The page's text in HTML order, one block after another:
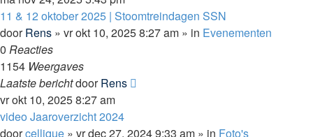
11 & 12 oktober 2025 | Stoomtreindagen SSN
doorRens » vr okt 10, 2025 8:27 am » in Evenementen
0 Reacties
1154 Weergaves
Laatste berichtdoorRens
vr okt 10, 2025 8:27 am
video Jaaroverzicht 2024
doorcellique » vr dec 27, 2024 9:33 am » in Foto's